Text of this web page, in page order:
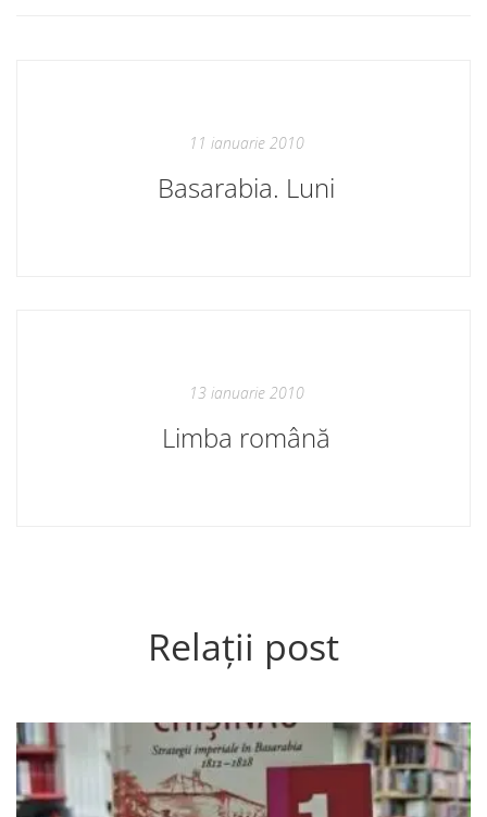
11 ianuarie 2010
Basarabia. Luni
13 ianuarie 2010
Limba română
Relații post